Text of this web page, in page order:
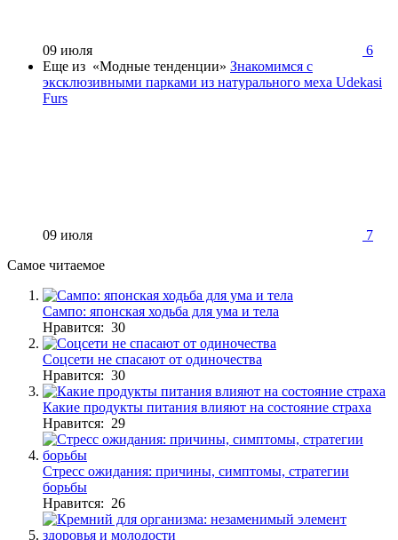
09 июля
6
Еще из «Модные тенденции» Знакомимся с
эксклюзивными парками из натурального меха Udekasi
Furs
09 июля
7
Самое читаемое
Сампо: японская ходьба для ума и тела
Нравится: 30
Соцсети не спасают от одиночества
Нравится: 30
Какие продукты питания влияют на состояние страха
Нравится: 29
Стресс ожидания: причины, симптомы, стратегии
борьбы
Нравится: 26